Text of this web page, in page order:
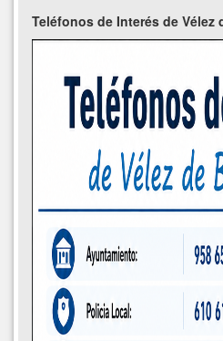
Teléfonos de Interés de Vélez